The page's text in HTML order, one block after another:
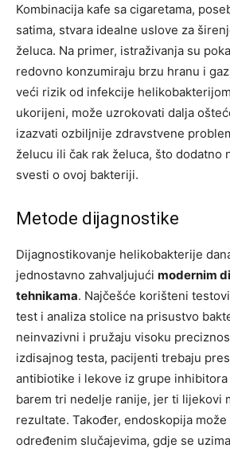
Kombinacija kafe sa cigaretama,
satima, stvara idealne uslove za
želuca. Na primer, istraživanja su
redovno konzumiraju brzu hranu i
veći rizik od infekcije
ukorijeni, može uzrokovati dalja
izazvati ozbiljnije zdravstvene
želucu ili čak rak želuca, što dodatno
svesti o ovoj bakteriji.
Metode dijagnostike
Dijagnostikovanje helikobakterije
jednostavno zahvaljujući modernim
tehnikama. Najčešće korišteni
test i analiza stolice na prisustvo
neinvazivni i pružaju visoku
izdisajnog testa, pacijenti trebaju
antibiotike i lekove iz grupe
barem tri nedelje ranije, jer ti lijekovi
rezultate. Također, endoskopija
određenim slučajevima, gdje se